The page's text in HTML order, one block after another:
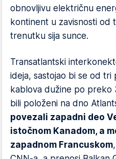
obnovljivu električnu
kontinent u zavisnosti od
trenutku sija sunce.
Transatlantski
ideja, sastojao bi se od tri
kablova dužine po preko
bili položeni na dno
povezali zapadni deo
istočnom Kanadom, a
zapadnom Francuskom